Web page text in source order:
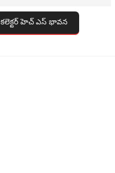
సంక్షేమానికి ప్రాధాన్యత ఇస్తున్నాం :